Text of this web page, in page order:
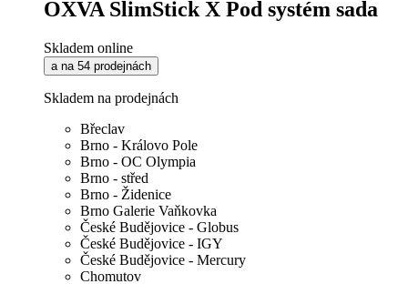
OXVA SlimStick X Pod systém sada
Skladem online
a na 54 prodejnách
Skladem na prodejnách
Břeclav
Brno - Královo Pole
Brno - OC Olympia
Brno - střed
Brno - Židenice
Brno Galerie Vaňkovka
České Budějovice - Globus
České Budějovice - IGY
České Budějovice - Mercury
Chomutov